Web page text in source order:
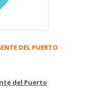
DEL PUERTO
del Puerto